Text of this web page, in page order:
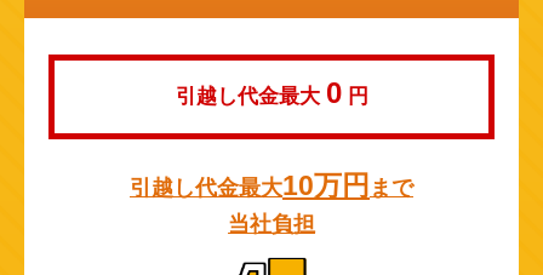
引越し代金最大 0 円
引越し代金最大10万円 まで
当社負担